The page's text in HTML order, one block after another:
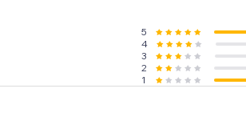
5
4
3
2
1